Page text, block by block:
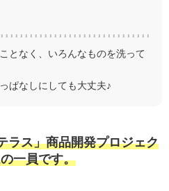
となく、いろんなものを洗って
ぱなしにしても大丈夫♪
ラス」商品開発プロジェク
一員です。